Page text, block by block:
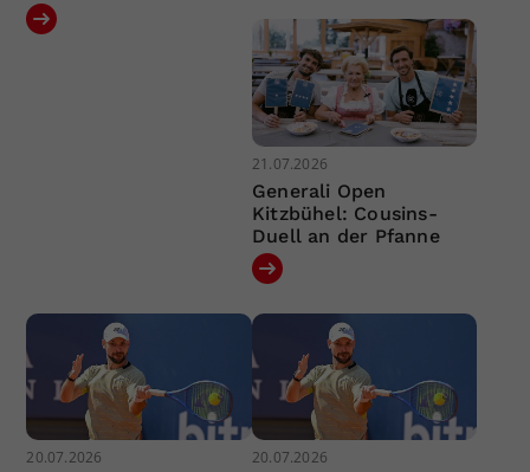
21.07.2026
Generali Open
Kitzbühel: Cousins-
Duell an der Pfanne
20.07.2026 20.07.2026